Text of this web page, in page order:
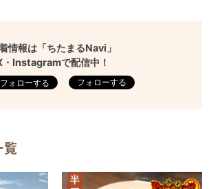
情報は「ちたまるNavi」
・Instagramで配信中！
フォローする
覧